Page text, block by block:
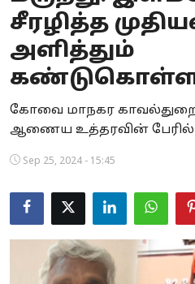
Business
Crime
National
World
Astrology
Spirituality
Weather
சீரழித்த
அளித்தும்
கோவை மாநகர
ஆணைய உத்தரவின் பேரில்
Sep 25, 2024 - 15:45